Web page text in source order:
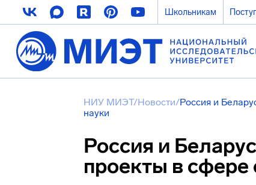
Школьникам
НИУ МИЭТ/Новости/Россия и
науки
Россия и
проекты в сфере